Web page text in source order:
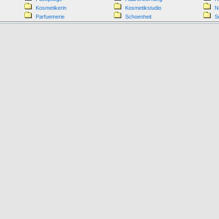
Kosmetikerin Kosmetikstudio
Parfuemerie Schoenheit